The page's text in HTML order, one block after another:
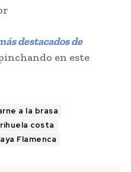
destacados de
en este
a la brasa
costa
Flamenca